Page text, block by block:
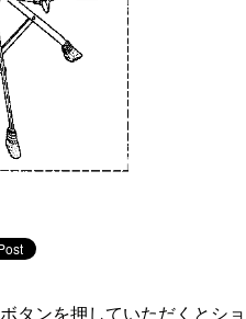
ボタンを押していただくとショ